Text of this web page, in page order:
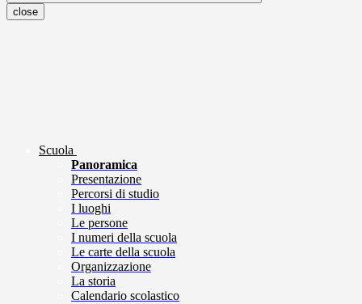
close
Scuola
Panoramica
Presentazione
Percorsi di studio
I luoghi
Le persone
I numeri della scuola
Le carte della scuola
Organizzazione
La storia
Calendario scolastico